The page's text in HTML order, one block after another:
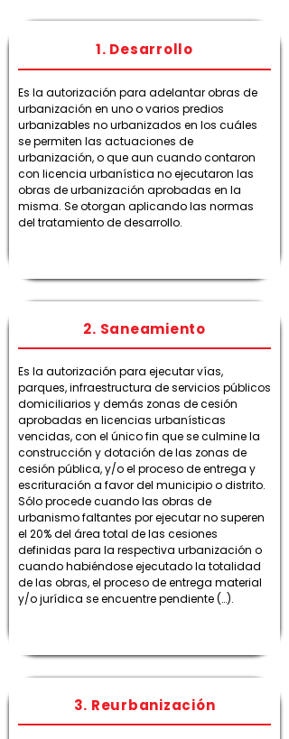
1. Desarrollo
Es la autorización para adelantar obras de
urbanización en uno o varios predios
urbanizables no urbanizados en los cuáles
se permiten las actuaciones de
urbanización, o que aun cuando contaron
con licencia urbanística no ejecutaron las
obras de urbanización aprobadas en la
misma. Se otorgan aplicando las normas
del tratamiento de desarrollo.
2. Saneamiento
Es la autorización para ejecutar vías,
parques, infraestructura de servicios públicos
domiciliarios y demás zonas de cesión
aprobadas en licencias urbanísticas
vencidas, con el único fin que se culmine la
construcción y dotación de las zonas de
cesión pública, y/o el proceso de entrega y
escrituración a favor del municipio o distrito.
Sólo procede cuando las obras de
urbanismo faltantes por ejecutar no superen
el 20% del área total de las cesiones
definidas para la respectiva urbanización o
cuando habiéndose ejecutado la totalidad
de las obras, el proceso de entrega material
y/o jurídica se encuentre pendiente (…).
3. Reurbanización